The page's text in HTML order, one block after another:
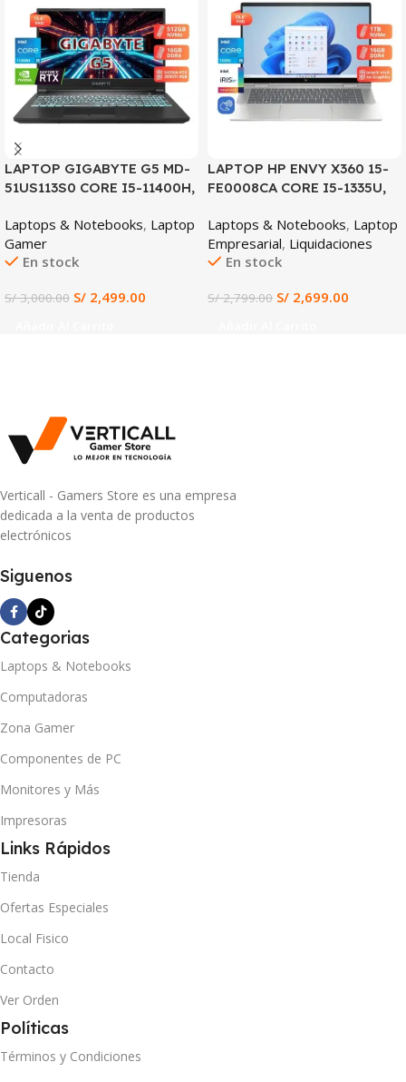
LAPTOP GIGABYTE G5 MD-
51US113S0 CORE I5-11400H,
DDR4, 512GB SSD, 15.6″ FHD
144HZ
Laptops & Notebooks, Laptop
Gamer
En stock
S/3,000.00 S/ 2,499.00
LAPTOP HP ENVY X360 15-
FE0008CA CORE I5-1335U,
FHD
Laptops & Notebooks, Laptop
Empresarial, Liquidaciones
En stock
S/2,799.00 S/ 2,699.00
Verticall - Gamers Store es una empresa
dedicada a la venta de productos
electrónicos
Siguenos
Categorias
Laptops & Notebooks
Computadoras
Zona Gamer
Componentes de PC
Monitores y Más
Impresoras
Links Rápidos
Tienda
Ofertas Especiales
Local Fisico
Contacto
Ver Orden
Políticas
Términos y Condiciones